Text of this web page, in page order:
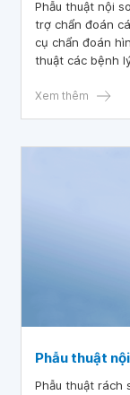
Phẫu thuật nội
trợ chẩn đoán
cụ chẩn đoán
thuật các bệnh
Xem thêm
Phẫu thuật
Phẫu thuật rách